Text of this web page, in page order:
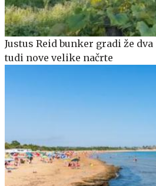
Justus Reid bunker gradi že
tudi nove velike načrte